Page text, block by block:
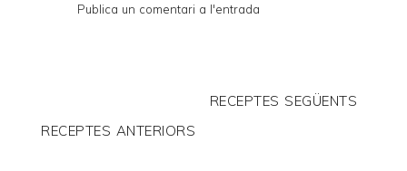
Publica un comentari a l'entrada
RECEPTES SEGÜENTS
RECEPTES ANTERIORS